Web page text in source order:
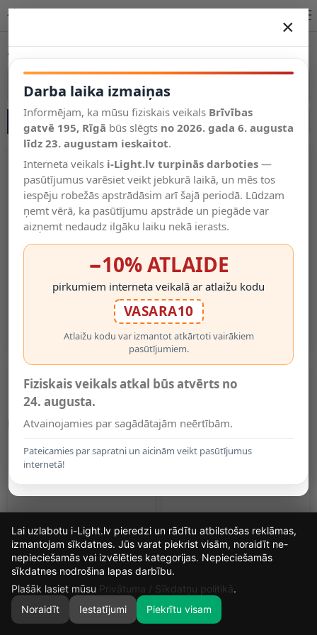
Salīdzināt
Vēlmju
saraksts
Valodas
0
AR111 LED spuldzes
Vairāk kategoriju
LED Spuldze AR111 G53,
15W, 1050lm, 2700K, 30°,
12V (OPTONICA)
21.95€
LED Spuldze AR111 G53,
15W, 1100lm, 2700K, 120°,
12V (OPTONICA)
21.95€
12V, MASTER ExpertColor,
927, 45° - Philips
31.10€
12V, MASTER
EXPERTCOLOR, 927, 45° -
PHILIPS
33.80€
Parādīt 1 līdz 4 no 4 (lapuses: 1)
×
Darba laika izmaiņas
Informējam, ka mūsu fiziskais veikals Brīvības
gatvē 195, Rīgā būs slēgts no 2026. gada 6. augusta
līdz 23. augustam ieskaitot.
Interneta veikals i-Light.lv turpinās darboties —
pasūtījumus varēsiet veikt jebkurā laikā, un mēs tos
iespēju robežās apstrādāsim arī šajā periodā. Lūdzam
ņemt vērā, ka pasūtījumu apstrāde un piegāde var
aizņemt nedaudz ilgāku laiku nekā ierasts.
−10% ATLAIDE
pirkumiem interneta veikalā ar atlaižu kodu
VASARA10
Atlaižu kodu var izmantot atkārtoti vairākiem
pasūtījumiem.
Fiziskais veikals atkal būs atvērts no
24. augusta.
Atvainojamies par sagādātajām neērtībām.
Pateicamies par sapratni un aicinām veikt pasūtījumus
internetā!
16
DIENAS
16
STUNDAS
4
MIN.
19
Lai uzlabotu i-Light.lv pieredzi un rādītu atbilstošas reklāmas,
izmantojam sīkdatnes. Jūs varat piekrist visām, noraidīt ne-
nepieciešamās vai izvēlēties kategorijas. Nepieciešamās
sīkdatnes nodrošina lapas darbību.
Plašāk lasiet mūsu Privātuma / Sīkdatņu politikā.
Noraidīt
Iestatījumi Piekrītu visam